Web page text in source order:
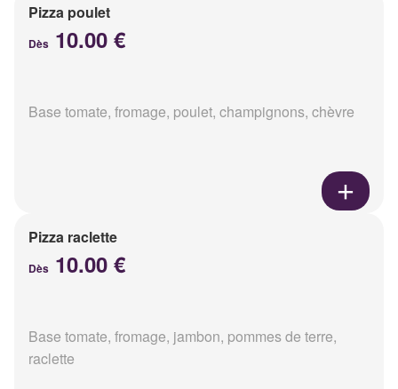
Pizza poulet
Dès 10.00 €
Base tomate, fromage, poulet, champignons, chèvre
Pizza raclette
Dès 10.00 €
Base tomate, fromage, jambon, pommes de terre,
raclette